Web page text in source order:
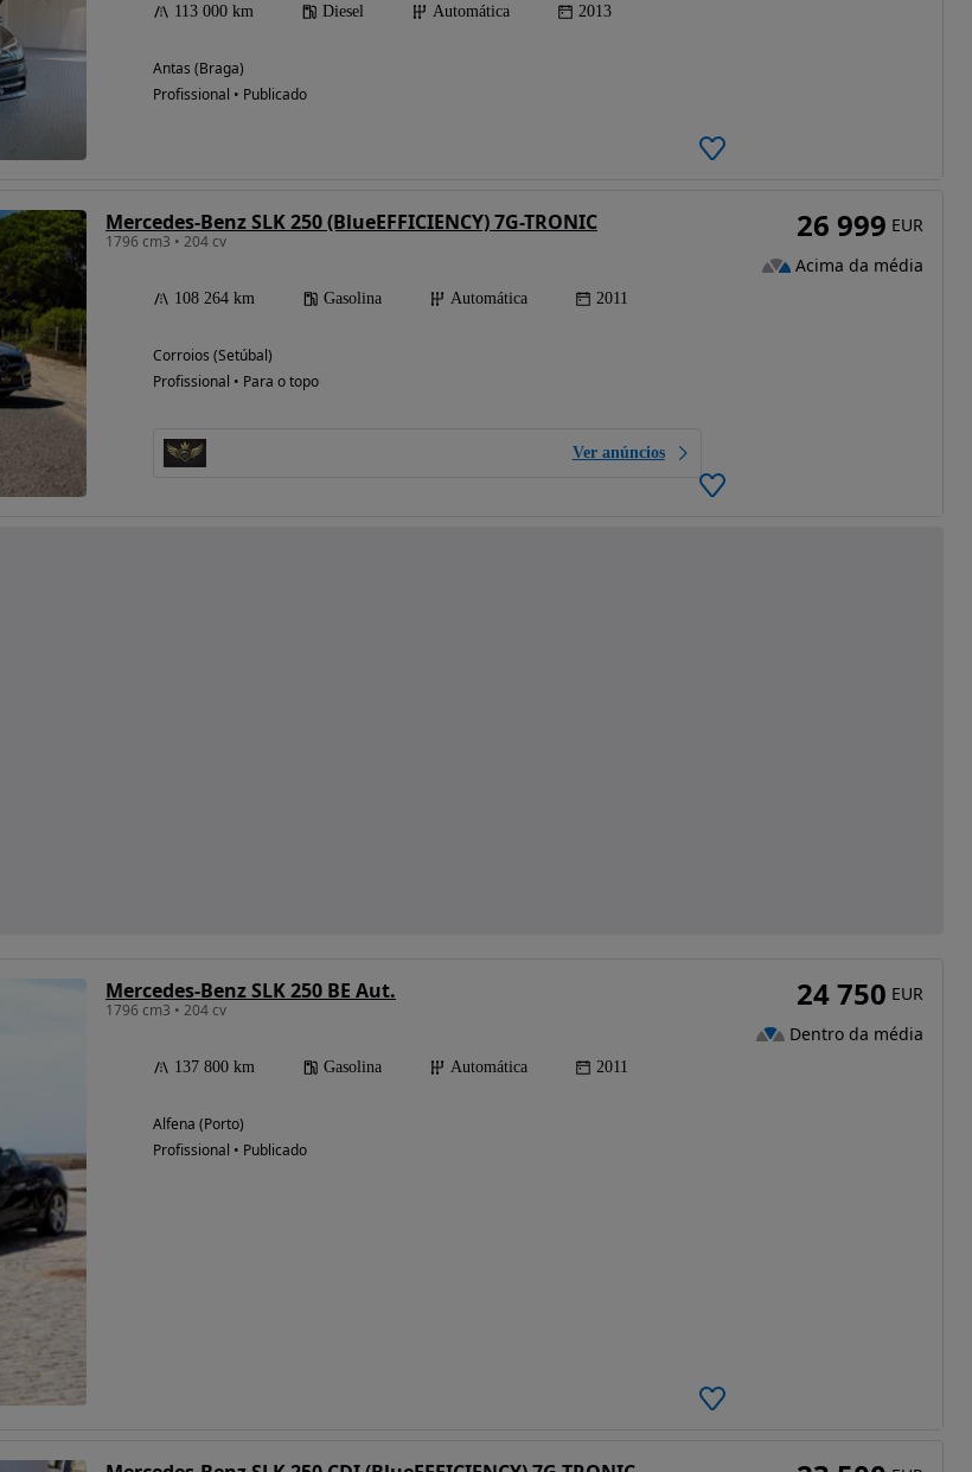
113 000 km Diesel Automática 2013
Antas (Braga)
Profissional • Publicado
Mercedes-Benz SLK 250 (BlueEFFICIENCY) 7G-TRONIC
1796 cm3 • 204 cv
108 264 km Gasolina Automática 2011
Corroios (Setúbal)
Profissional • Para o topo
Ver anúncios
26 999 EUR
Acima da média
Mercedes-Benz SLK 250 BE Aut.
1796 cm3 • 204 cv
137 800 km Gasolina Automática 2011
Alfena (Porto)
Profissional • Publicado
24 750 EUR
Dentro da média